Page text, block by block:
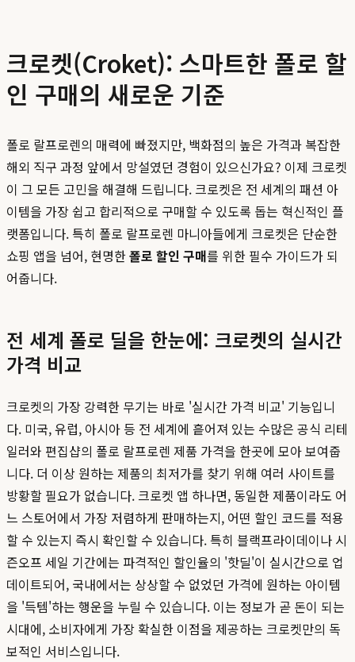
크로켓(Croket): 스마트한 폴로 할
인 구매의 새로운 기준
폴로 랄프로렌의 매력에 빠졌지만, 백화점의 높은 가격과 복잡한
해외 직구 과정 앞에서 망설였던 경험이 있으신가요? 이제 크로켓
이 그 모든 고민을 해결해 드립니다. 크로켓은 전 세계의 패션 아
이템을 가장 쉽고 합리적으로 구매할 수 있도록 돕는 혁신적인 플
랫폼입니다. 특히 폴로 랄프로렌 마니아들에게 크로켓은 단순한
쇼핑 앱을 넘어, 현명한폴로 할인 구매를 위한 필수 가이드가 되
어줍니다.
전 세계 폴로 딜을 한눈에: 크로켓의 실시간
가격 비교
크로켓의 가장 강력한 무기는 바로 '실시간 가격 비교' 기능입니
다. 미국, 유럽, 아시아 등 전 세계에 흩어져 있는 수많은 공식 리테
일러와 편집샵의 폴로 랄프로렌 제품 가격을 한곳에 모아 보여줍
니다. 더 이상 원하는 제품의 최저가를 찾기 위해 여러 사이트를
방황할 필요가 없습니다. 크로켓 앱 하나면, 동일한 제품이라도 어
느 스토어에서 가장 저렴하게 판매하는지, 어떤 할인 코드를 적용
할 수 있는지 즉시 확인할 수 있습니다. 특히 블랙프라이데이나 시
즌오프 세일 기간에는 파격적인 할인율의 '핫딜'이 실시간으로 업
데이트되어, 국내에서는 상상할 수 없었던 가격에 원하는 아이템
을 '득템'하는 행운을 누릴 수 있습니다. 이는 정보가 곧 돈이 되는
시대에, 소비자에게 가장 확실한 이점을 제공하는 크로켓만의 독
보적인 서비스입니다.